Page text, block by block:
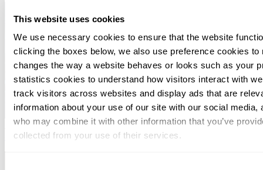
This website uses cookies
We use necessary cookies to ensure that the website
clicking the boxes below, we also use preference cookies
changes the way a website behaves or looks such as your
statistics cookies to understand how visitors interact with
track visitors across websites and display ads that are
information about your use of our site with our social
who may combine it with other information that you’ve
collected from your use of their services.
July 16, 2026Yritysjärjestelyt: mitä uutta lainvalmistelussa ja
oikeuskäytännössä?